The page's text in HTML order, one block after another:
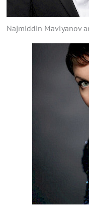
Najmiddin Mavlyanov